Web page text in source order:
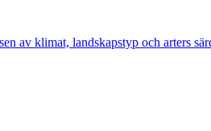
av klimat, landskapstyp och arters